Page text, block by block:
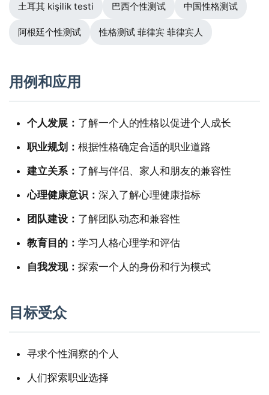
土耳其 kişilik testi 巴西个性测试 中国性格测试
阿根廷个性测试 性格测试 菲律宾 菲律宾人
用例和应用
个人发展： 了解一个人的性格以促进个人成长
职业规划： 根据性格确定合适的职业道路
建立关系： 了解与伴侣、家人和朋友的兼容性
心理健康意识： 深入了解心理健康指标
团队建设： 了解团队动态和兼容性
教育目的： 学习人格心理学和评估
自我发现： 探索一个人的身份和行为模式
目标受众
寻求个性洞察的个人
人们探索职业选择